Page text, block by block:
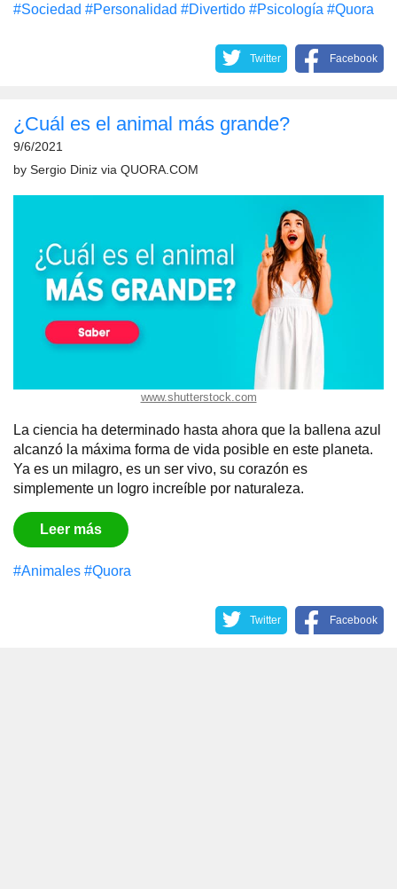
#Sociedad #Personalidad #Divertido #Psicología #Quora
Twitter Facebook
¿Cuál es el animal más grande?
9/6/2021
by Sergio Diniz via QUORA.COM
www.shutterstock.com
La ciencia ha determinado hasta ahora que la ballena azul
alcanzó la máxima forma de vida posible en este planeta.
Ya es un milagro, es un ser vivo, su corazón es
simplemente un logro increíble por naturaleza.
Leer más
#Animales #Quora
Twitter Facebook